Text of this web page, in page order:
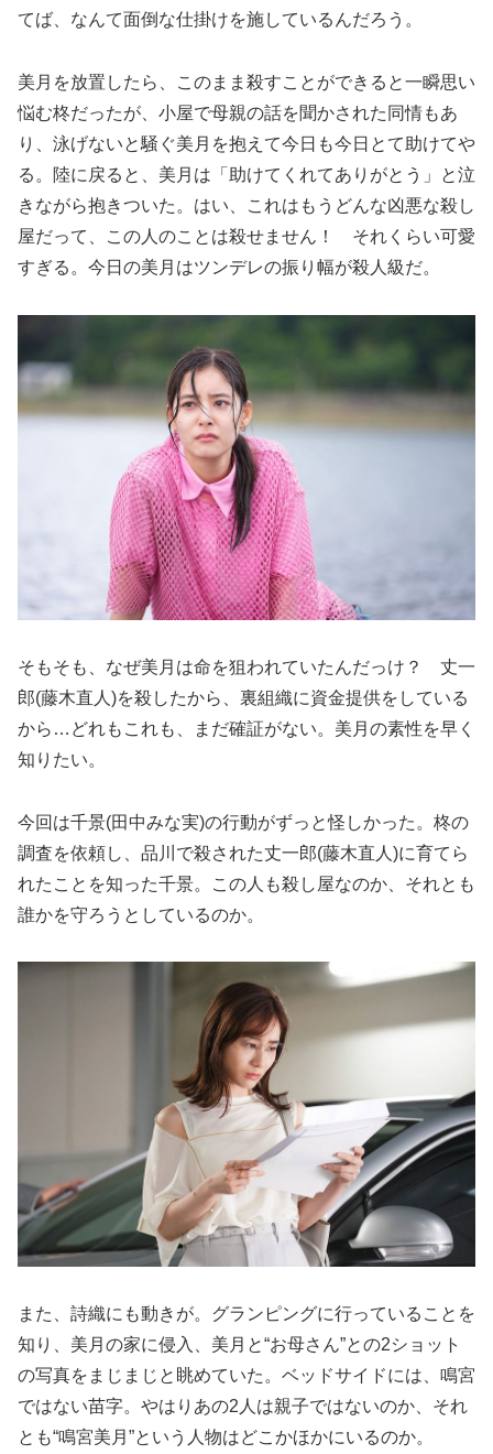
てば、なんて面倒な仕掛けを施しているんだろう。
美月を放置したら、このまま殺すことができると一瞬思い
悩む柊だったが、小屋で母親の話を聞かされた同情もあ
り、泳げないと騒ぐ美月を抱えて今日も今日とて助けてや
る。陸に戻ると、美月は「助けてくれてありがとう」と泣
きながら抱きついた。はい、これはもうどんな凶悪な殺し
屋だって、この人のことは殺せません！ それくらい可愛
すぎる。今日の美月はツンデレの振り幅が殺人級だ。
そもそも、なぜ美月は命を狙われていたんだっけ？ 丈一
郎(藤木直人)を殺したから、裏組織に資金提供をしている
から…どれもこれも、まだ確証がない。美月の素性を早く
知りたい。
今回は千景(田中みな実)の行動がずっと怪しかった。柊の
調査を依頼し、品川で殺された丈一郎(藤木直人)に育てら
れたことを知った千景。この人も殺し屋なのか、それとも
誰かを守ろうとしているのか。
また、詩織にも動きが。グランピングに行っていることを
知り、美月の家に侵入、美月と“お母さん”との2ショット
の写真をまじまじと眺めていた。ベッドサイドには、鳴宮
ではない苗字。やはりあの2人は親子ではないのか、それ
とも“鳴宮美月”という人物はどこかほかにいるのか。